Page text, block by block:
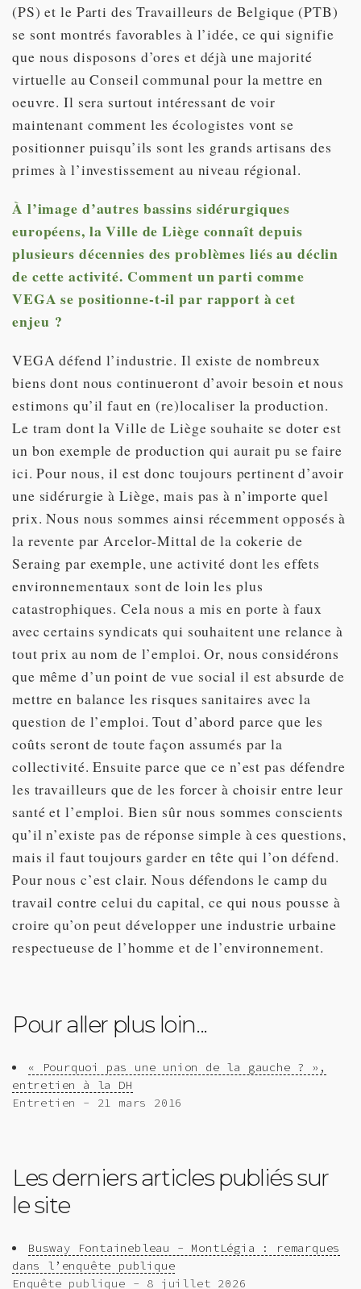
(PS) et le Parti des Travailleurs de Belgique (PTB)
se sont montrés favorables à l’idée, ce qui signifie
que nous disposons d’ores et déjà une majorité
virtuelle au Conseil communal pour la mettre en
oeuvre. Il sera surtout intéressant de voir
maintenant comment les écologistes vont se
positionner puisqu’ils sont les grands artisans des
primes à l’investissement au niveau régional.
À l’image d’autres bassins sidérurgiques
européens, la Ville de Liège connaît depuis
plusieurs décennies des problèmes liés au déclin
de cette activité. Comment un parti comme
VEGA se positionne-t-il par rapport à cet
enjeu ?
VEGA défend l’industrie. Il existe de nombreux
biens dont nous continueront d’avoir besoin et nous
estimons qu’il faut en (re)localiser la production.
Le tram dont la Ville de Liège souhaite se doter est
un bon exemple de production qui aurait pu se faire
ici. Pour nous, il est donc toujours pertinent d’avoir
une sidérurgie à Liège, mais pas à n’importe quel
prix. Nous nous sommes ainsi récemment opposés à
la revente par Arcelor-Mittal de la cokerie de
Seraing par exemple, une activité dont les effets
environnementaux sont de loin les plus
catastrophiques. Cela nous a mis en porte à faux
avec certains syndicats qui souhaitent une relance à
tout prix au nom de l’emploi. Or, nous considérons
que même d’un point de vue social il est absurde de
mettre en balance les risques sanitaires avec la
question de l’emploi. Tout d’abord parce que les
coûts seront de toute façon assumés par la
collectivité. Ensuite parce que ce n’est pas défendre
les travailleurs que de les forcer à choisir entre leur
santé et l’emploi. Bien sûr nous sommes conscients
qu’il n’existe pas de réponse simple à ces questions,
mais il faut toujours garder en tête qui l’on défend.
Pour nous c’est clair. Nous défendons le camp du
travail contre celui du capital, ce qui nous pousse à
croire qu’on peut développer une industrie urbaine
respectueuse de l’homme et de l’environnement.
Pour aller plus loin...
« Pourquoi pas une union de la gauche ? »,
entretien à la DH
Entretien - 21 mars 2016
Les derniers articles publiés sur
le site
Busway Fontainebleau - MontLégia : remarques
dans l’enquête publique
Enquête publique - 8 juillet 2026